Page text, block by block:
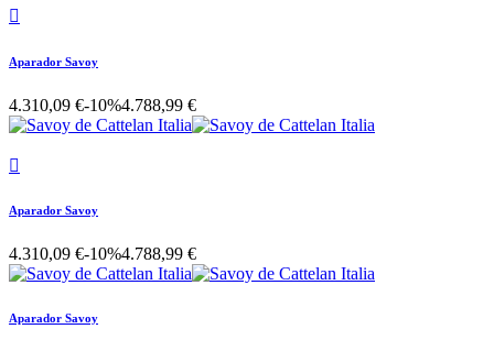

Aparador Savoy
4.310,09 €-10%4.788,99 €

Aparador Savoy
4.310,09 €-10%4.788,99 €
Aparador Savoy